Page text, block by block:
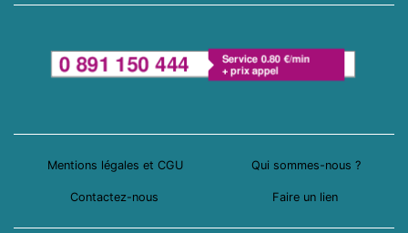
Mentions légales et CGU Qui sommes-nous ?
Contactez-nous Faire un lien